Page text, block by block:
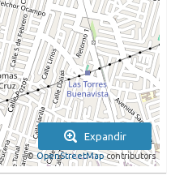
Expandir
©OpenStreetMapcontributors